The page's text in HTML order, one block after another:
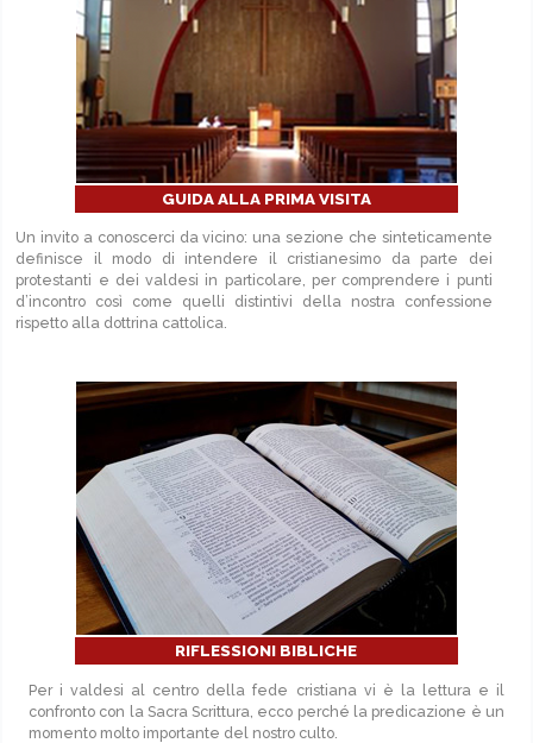
GUIDA ALLA PRIMA VISITA
Un invito a conoscerci da vicino: una sezione che sinteticamente
definisce il modo di intendere il cristianesimo da parte dei
protestanti e dei valdesi in particolare, per comprendere i punti
d’incontro così come quelli distintivi della nostra confessione
rispetto alla dottrina cattolica.
RIFLESSIONI BIBLICHE
Per i valdesi al centro della fede cristiana vi è la lettura e il
confronto con la Sacra Scrittura, ecco perché la predicazione è un
momento molto importante del nostro culto.